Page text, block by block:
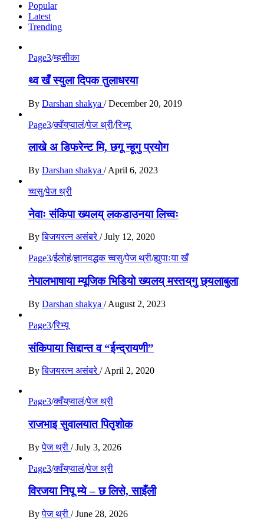
Popular
Latest
Trending
Page3/म्हसीका
थ्व खँ स्युला दिपक तुलाधरया
By Darshan shakya / December 20, 2019
Page3/क्वँय्‌प्वालं/पेज थ्री/रिभ्यू
लाखे अ डिफरेन्ट मि, छगू न्हूगु प्रयाेग
By Darshan shakya / April 6, 2023
च्वसु/पेज थ्री
नेवाः संकिपा ख्यलय् लकडाउनया लिच्वः
By बिजयरत्न असंबरे/ July 12, 2020
Page3/ईलोहं/ज्ञानवद्धक च्वसु/पेज थ्री/ह्युपाःया खँ
नेपालभाषाया म्यूजिक भिडियाे ख्यलय् मस्तय्‌गु छ्यलाबुला
By Darshan shakya / August 2, 2023
Page3/रिभ्यू
संकिपाया सिद्दान्त व “ईन्द्रायणी”
By बिजयरत्न असंबरे/ April 2, 2020
Page3/क्वँय्‌प्वालं/पेज थ्री
राजभाइ सुवालयात पितृशाेक
By पेज थ्री / July 3, 2026
Page3/क्वँय्‌प्वालं/पेज थ्री
विरजया निपू म्ये – छ लिसे, साइँली
By पेज थ्री / June 28, 2026